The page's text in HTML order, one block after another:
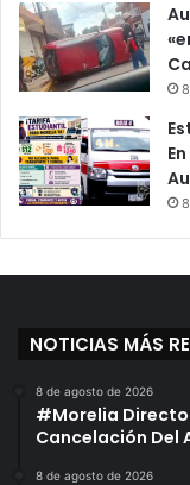
NOTICIAS MÁS
8 de agosto de 2026
#Morelia
Cancelación Del
8 de agosto de 2026